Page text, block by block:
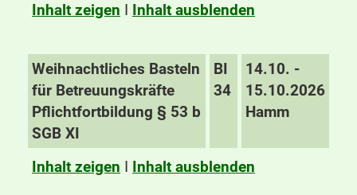
Inhalt zeigen I Inhalt ausblenden
Weihnachtliches Basteln
für Betreuungskräfte
Pflichtfortbildung § 53 b
SGB XI
BI
34
14.10. -
15.10.2026
Hamm
Inhalt zeigen I Inhalt ausblenden